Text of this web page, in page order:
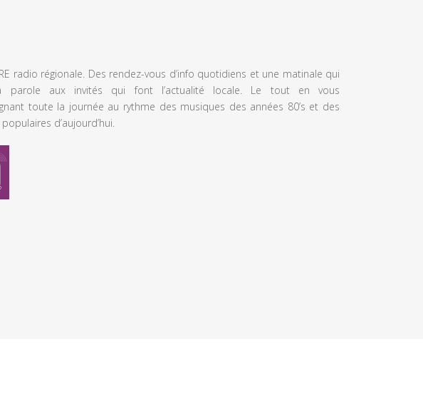
radio régionale. Des rendez-vous d’info quotidiens et une matinale qui
parole aux invités qui font l’actualité locale. Le tout en vous
toute la journée au rythme des musiques des années 80’s et des
d’aujourd’hui.